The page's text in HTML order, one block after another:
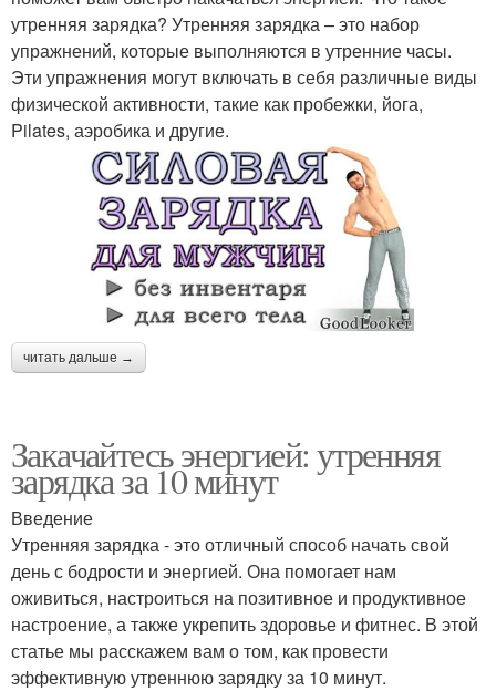
утренняя зарядка? Утренняя зарядка – это набор
упражнений, которые выполняются в утренние часы.
Эти упражнения могут включать в себя различные виды
физической активности, такие как пробежки, йога,
Pilates, аэробика и другие.
читать дальше →
Закачайтесь энергией: утренняя
зарядка за 10 минут
Введение
Утренняя зарядка - это отличный способ начать свой
день с бодрости и энергией. Она помогает нам
оживиться, настроиться на позитивное и продуктивное
настроение, а также укрепить здоровье и фитнес. В этой
статье мы расскажем вам о том, как провести
эффективную утреннюю зарядку за 10 минут.